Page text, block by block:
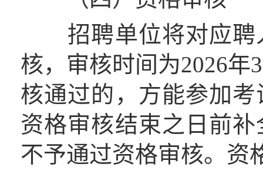
招聘单位将对应聘
核，审核时间为2026年
核通过的，方能参加
资格审核结束之日前
不予通过资格审核。资